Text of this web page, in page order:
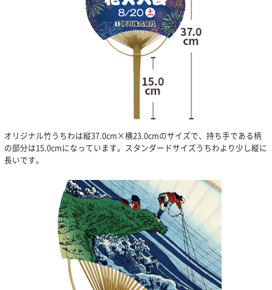
オリジナル竹うちわは縦37.0cm×横23.0cmのサイズで、持ち手である柄
の部分は15.0cmになっています。スタンダードサイズうちわより少し縦に
長いです。